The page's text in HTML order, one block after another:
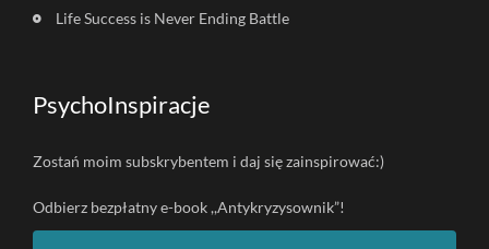
Life Success is Never Ending Battle
PsychoInspiracje
Zostań moim subskrybentem i daj się zainspirować:)
Odbierz bezpłatny e-book ,,Antykryzysownik”!